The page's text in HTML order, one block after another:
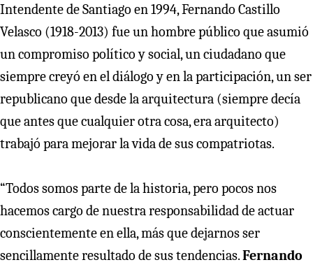
Intendente de Santiago en 1994, Fernando Castillo
Velasco (1918-2013) fue un hombre público que asumió
un compromiso político y social, un ciudadano que
siempre creyó en el diálogo y en la participación, un ser
republicano que desde la arquitectura (siempre decía
que antes que cualquier otra cosa, era arquitecto)
trabajó para mejorar la vida de sus compatriotas.
“Todos somos parte de la historia, pero pocos nos
hacemos cargo de nuestra responsabilidad de actuar
conscientemente en ella, más que dejarnos ser
sencillamente resultado de sus tendencias.Fernando